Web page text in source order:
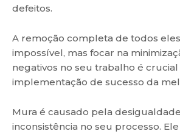
defeitos.
A remoção completa de todos
impossível, mas focar na
negativos no seu trabalho é crucial
implementação de sucesso da
Mura é causado pela
inconsistência no seu processo.